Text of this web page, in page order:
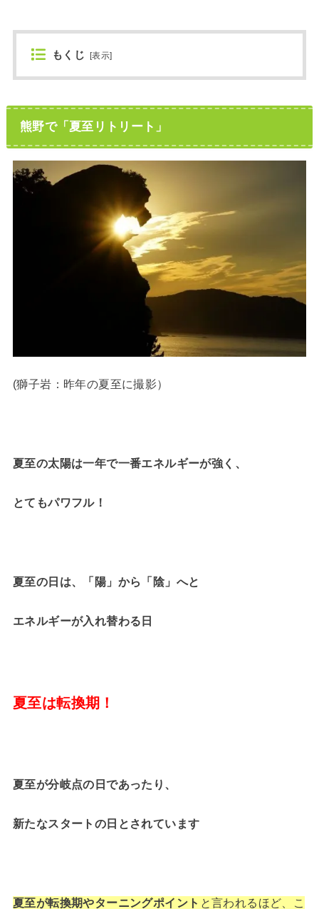
もくじ [表示]
熊野で「夏至リトリート」
(獅子岩：昨年の夏至に撮影）
夏至の太陽は一年で一番エネルギーが強く、
とてもパワフル！
夏至の日は、 「陽」から「陰」へと
エネルギーが入れ替わる日
夏至は転換期！
夏至が分岐点の日であったり、
新たなスタートの日とされています
夏至が転換期やターニングポイント と言われるほど、こ